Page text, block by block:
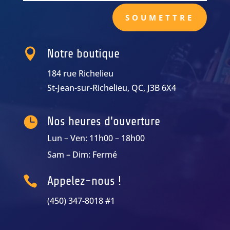
SOUMETTRE
 Notre boutique
184 rue Richelieu
St-Jean-sur-Richelieu, QC, J3B 6X4
 Nos heures d'ouverture
Lun – Ven: 11h00 – 18h00
Sam – Dim: Fermé
 Appelez-nous !
(450) 347-8018 #1